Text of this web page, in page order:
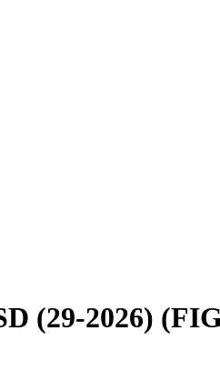
(29-2026)